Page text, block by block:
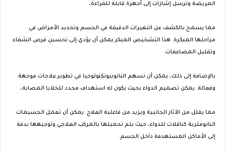
المريضة وترسل إشارات إلى أجهزة قابلة للقراءة،
مما يسمح بالكشف عن التغيرات الدقيقة في الجسم وتحديد الأمراض في
مراحلها المبكرة. هذا التشخيص المبكر يمكن أن يؤدي إلى تحسين فرص الشفاء
وتقليل المضاعفات.
بالإضافة إلى ذلك، يمكن أن تسهم النانوبيوتكنولوجيا في تطوير علاجات موجهة
وفعالة. يمكن تصميم الدواء بحيث يكون له استهداف محدد للخلايا المصابة،
مما يقلل من الآثار الجانبية ويزيد من فاعلية العلاج. يمكن أن تعمل الجسيمات
النانومترية كناقلات للدواء، حيث يتم تحميلها بالمركب العلاجي وتوجيهها بدقة
إلى الأماكن المستهدفة داخل الجسم.